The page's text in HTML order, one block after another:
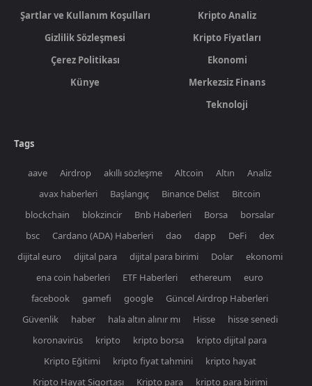
Şartlar ve Kullanım Koşulları
Gizlilik Sözleşmesi
Çerez Politikası
Künye
Kripto Analiz
Kripto Fiyatları
Ekonomi
Merkezsiz Finans
Teknoloji
Tags
aave Airdrop akıllı sözleşme Altcoin Altın
Analiz
avax haberleri
Başlangıç Binance Delist
Bitcoin
blockchain
blokzincir Bnb Haberleri Borsa
borsalar
bsc
Cardano (ADA) Haberleri dao dapp DeFi
dex
dijital euro
dijital para dijital para birimi Dolar
ekonomi
ena coin haberleri
ETF Haberleri ethereum
euro
facebook
gamefi google
Güncel Airdrop Haberleri
Güvenlik
haber hala altın alınır mı Hisse
hisse senedi
koronavirüs
kripto kripto borsa
kripto dijital para
Kripto Eğitimi
kripto fiyat tahmini
kripto hayat
Kripto Hayat Sigortası
Kripto para kripto para birimi